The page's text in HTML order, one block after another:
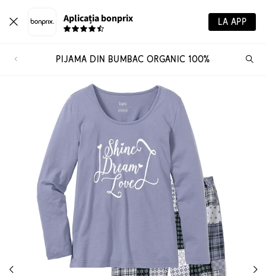
Aplicația bonprix LA APP
PIJAMA DIN BUMBAC ORGANIC 100%